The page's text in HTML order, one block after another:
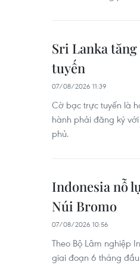
Sri Lanka
tuyến
07/08/2026 11:39
Cờ bạc trực tuyến là
hành phải đăng ký
phủ.
Indonesia nỗ
Núi Bromo
07/08/2026 10:56
Theo Bộ Lâm nghiệp
giai đoạn 6 tháng